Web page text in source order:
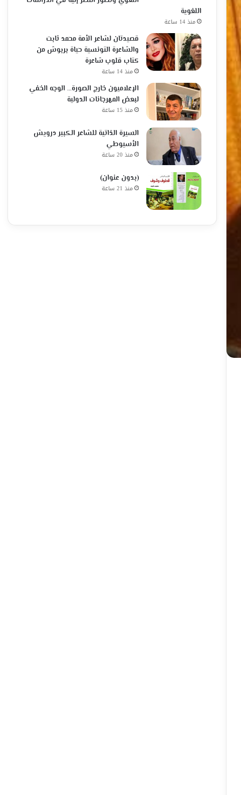
اللغوية
منذ 14 ساعة
قصيدتان لشاعر الأمة محمد ثابت
والشاعرة التونسية حياة بربوش من
كتاب قلوب شاعرة
منذ 14 ساعة
الإعلاميون خارج الصورة… الوجه الخفي
لبعض المهرجانات الدولية
منذ 15 ساعة
السيرة الذاتية للشاعر الكبير درويش
الأسيوطي
منذ 20 ساعة
(بدون عنوان)
منذ 21 ساعة